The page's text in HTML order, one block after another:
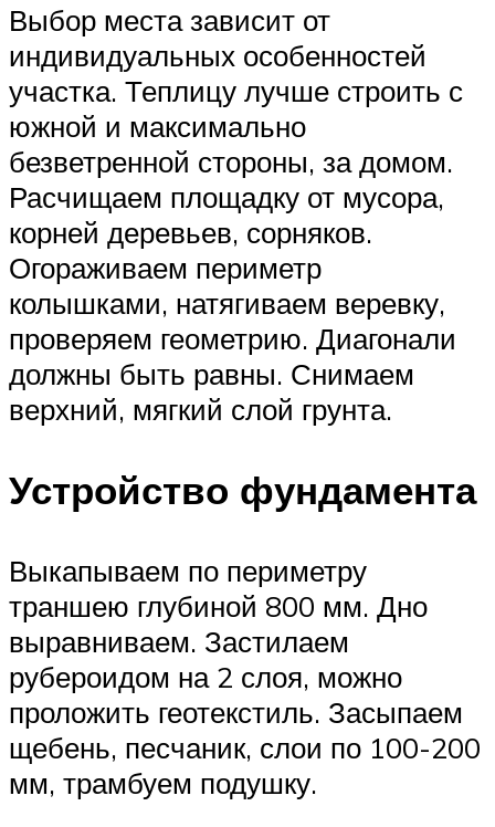
Выбор места зависит от
индивидуальных особенностей
участка. Теплицу лучше строить с
южной и максимально
безветренной стороны, за домом.
Расчищаем площадку от мусора,
корней деревьев, сорняков.
Огораживаем периметр
колышками, натягиваем веревку,
проверяем геометрию. Диагонали
должны быть равны. Снимаем
верхний, мягкий слой грунта.
Устройство фундамента
Выкапываем по периметру
траншею глубиной 800 мм. Дно
выравниваем. Застилаем
рубероидом на 2 слоя, можно
проложить геотекстиль. Засыпаем
щебень, песчаник, слои по 100-200
мм, трамбуем подушку.